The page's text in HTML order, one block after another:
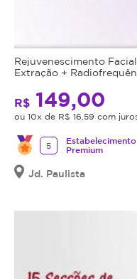
Rejuvenescimento
Extração +
R$ 149,00
ou 10x de R$ 16,59 com
5
Estabelecimento
Premium
Jd. Paulista